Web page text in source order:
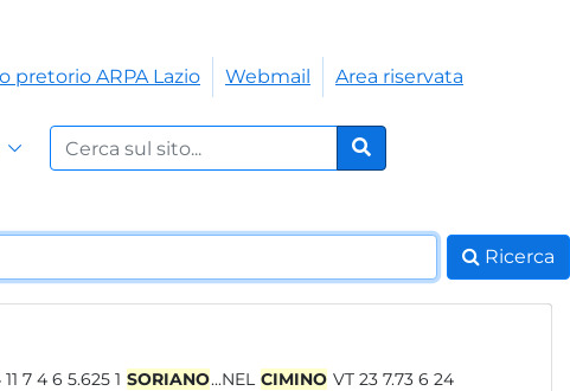
pretorio ARPA Lazio Webmail Area riservata
Cerca nel sito:
Cerca
Ricerca
8.37 4 11 7 4 6 5.625 1 SORIANO...NEL CIMINO VT 23 7.73 6 24